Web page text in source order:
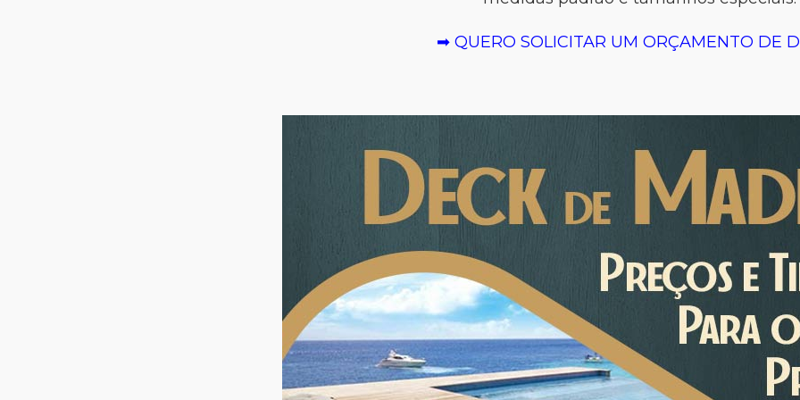
➡ QUERO SOLICITAR UM ORÇAMENTO DE